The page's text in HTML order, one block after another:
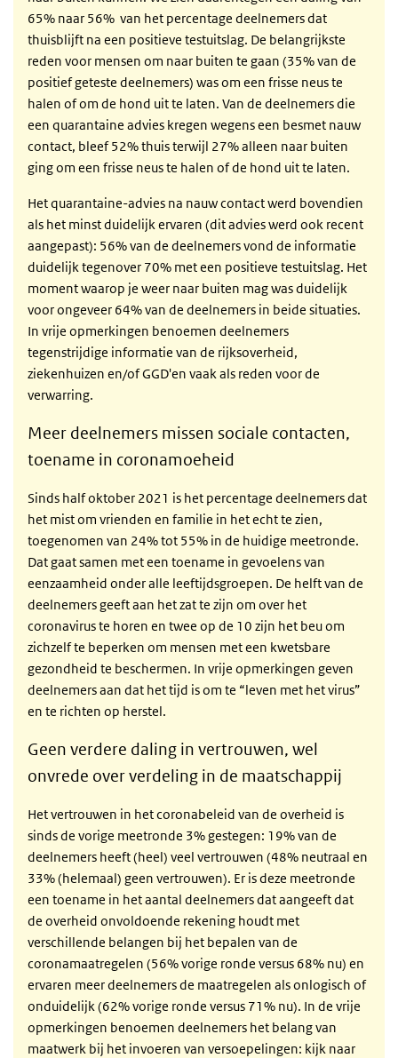
65% naar 56% van het percentage deelnemers dat
thuisblijft na een positieve testuitslag. De belangrijkste
reden voor mensen om naar buiten te gaan (35% van de
positief geteste deelnemers) was om een frisse neus te
halen of om de hond uit te laten. Van de deelnemers die
een quarantaine advies kregen wegens een besmet nauw
contact, bleef 52% thuis terwijl 27% alleen naar buiten
ging om een frisse neus te halen of de hond uit te laten.
Het quarantaine-advies na nauw contact werd bovendien
als het minst duidelijk ervaren (dit advies werd ook recent
aangepast): 56% van de deelnemers vond de informatie
duidelijk tegenover 70% met een positieve testuitslag. Het
moment waarop je weer naar buiten mag was duidelijk
voor ongeveer 64% van de deelnemers in beide situaties.
In vrije opmerkingen benoemen deelnemers
tegenstrijdige informatie van de rijksoverheid,
ziekenhuizen en/of GGD'en vaak als reden voor de
verwarring.
Meer deelnemers missen sociale contacten,
toename in coronamoeheid
Sinds half oktober 2021 is het percentage deelnemers dat
het mist om vrienden en familie in het echt te zien,
toegenomen van 24% tot 55% in de huidige meetronde.
Dat gaat samen met een toename in gevoelens van
eenzaamheid onder alle leeftijdsgroepen. De helft van de
deelnemers geeft aan het zat te zijn om over het
coronavirus te horen en twee op de 10 zijn het beu om
zichzelf te beperken om mensen met een kwetsbare
gezondheid te beschermen. In vrije opmerkingen geven
deelnemers aan dat het tijd is om te “leven met het virus”
en te richten op herstel.
Geen verdere daling in vertrouwen, wel
onvrede over verdeling in de maatschappij
Het vertrouwen in het coronabeleid van de overheid is
sinds de vorige meetronde 3% gestegen: 19% van de
deelnemers heeft (heel) veel vertrouwen (48% neutraal en
33% (helemaal) geen vertrouwen). Er is deze meetronde
een toename in het aantal deelnemers dat aangeeft dat
de overheid onvoldoende rekening houdt met
verschillende belangen bij het bepalen van de
coronamaatregelen (56% vorige ronde versus 68% nu) en
ervaren meer deelnemers de maatregelen als onlogisch of
onduidelijk (62% vorige ronde versus 71% nu). In de vrije
opmerkingen benoemen deelnemers het belang van
maatwerk bij het invoeren van versoepelingen: kijk naar